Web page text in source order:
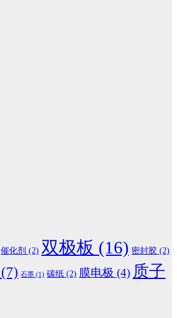
催化剂 (2) 双极板 (16) 密封胶 (2)
(7) 石墨 (1) 碳纸 (2) 膜电极 (4) 质子